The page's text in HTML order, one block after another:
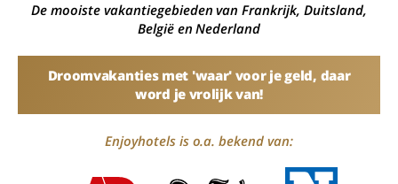
De mooiste vakantiegebieden van Frankrijk, Duitsland,
België en Nederland
Droomvakanties met 'waar' voor je geld, daar
word je vrolijk van!
Enjoyhotels is o.a. bekend van: